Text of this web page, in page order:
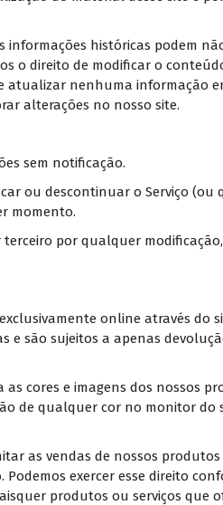
informações históricas podem
o direito de modificar o
nenhuma informação
alterações no nosso site.
sem notificação.
ou descontinuar o Serviço
momento.
por qualquer
online através do
e são sujeitos a apenas
as cores e imagens dos nossos
de qualquer cor no monitor do
as vendas de nossos produtos
exercer esse direito
produtos ou serviços que